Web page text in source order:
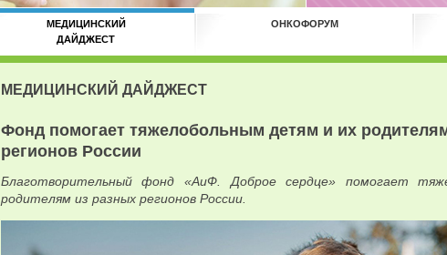
МЕДИЦИНСКИЙ
ДАЙДЖЕСТ
ОНКОФОРУМ
МЕДИЦИНСКИЙ ДАЙДЖЕСТ
Фонд помогает тяжелобольным детям и их
регионов России
Благотворительный фонд «АиФ. Доброе сердце» помогает
родителям из разных регионов России.